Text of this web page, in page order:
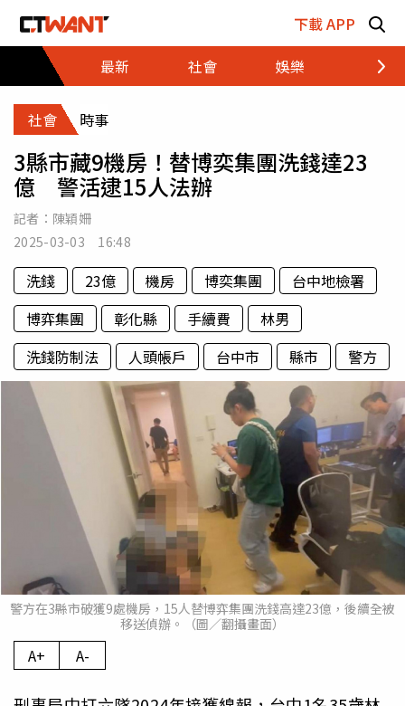
下載 APP
最新
社會 娛樂 財經
社會 時事
3縣市藏9機房！替博奕集團洗錢達23
億 警活逮15人法辦
記者： 陳穎姍
2025-03-03 16:48
洗錢 23億 機房 博奕集團
台中地檢署
博弈集團
彰化縣 手續費
林男
洗錢防制法
人頭帳戶 台中市 縣市 警方
警方在3縣市破獲9處機房，15人替博弈集團洗錢高達23億，後續全被
移送偵辦。（圖／翻攝畫面）
A+ A-